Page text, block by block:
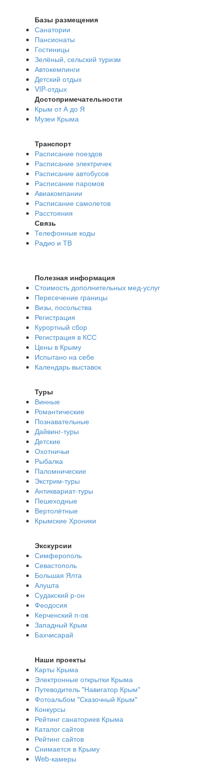
Базы размещения
Санатории
Пансионаты
Гостиницы
Зелёный, сельский туризм
Автокемпинги
Детский отдых
VIP-отдых
Достопримечательности
Крым от А до Я
Музеи Крыма
Транспорт
Расписание поездов
Расписание электричек
Расписание автобусов
Расписание паромов
Авиакомпании
Расписание самолетов
Расстояния
Связь
Телефонные коды
Радио и ТВ
Полезная информация
Стоимость дополнительных мед-услуг
Пересечение границы
Визы, посольства
Регистрация
Курортный сбор
Регистрация в КСС
Цены в Крыму
Испытано на себе
Календарь выставок
Туры
Винные
Романтические
Познавательные
Дайвинг-туры
Детские
Охотничьи
Рыбалка
Паломнические
Экстрим-туры
Антиквариат-туры
Пешеходные
Вертолётные
Крымские Хроники
Экскурсии
Симферополь
Севастополь
Большая Ялта
Алушта
Судакский р-он
Феодосия
Керченский п-ов
Западный Крым
Бахчисарай
Наши проекты
Карты Крыма
Электронные открытки Крыма
Путеводитель "Навигатор Крым"
Фотоальбом "Сказочный Крым"
Конкурсы
Рейтинг санаториев Крыма
Каталог сайтов
Рейтинг сайтов
Снимается в Крыму
Web-камеры